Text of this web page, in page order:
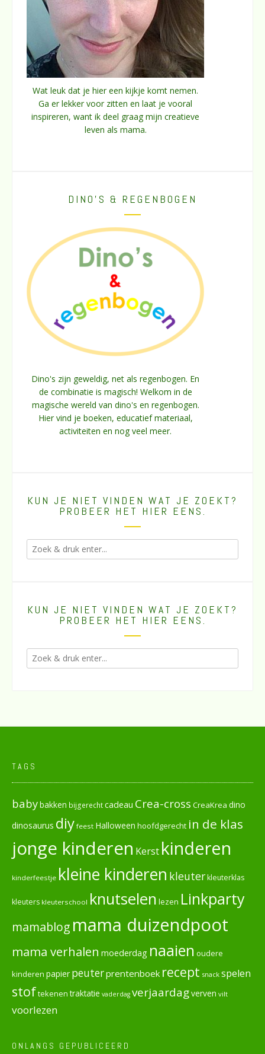
Wat leuk dat je hier een kijkje komt nemen.
Ga er lekker voor zitten en laat je vooral
inspireren, want ik deel graag mijn creatieve
leven als mama.
DINO’S & REGENBOGEN
Dino's zijn geweldig, net als regenbogen. En
de combinatie is magisch! Welkom in de
magische wereld van dino's en regenbogen.
Hier vind je boeken, educatief materiaal,
activiteiten en nog veel meer.
KUN JE NIET VINDEN WAT JE ZOEKT?
PROBEER HET HIER EENS.
KUN JE NIET VINDEN WAT JE ZOEKT?
PROBEER HET HIER EENS.
TAGS
babybakken bijgerechtcadeau Crea-cross CreaKrea dino
dinosaurus diy feest Halloween hoofdgerecht in de klas
jonge kinderen Kerst kinderen
kinderfeestje kleine kinderen kleuterkleuterklas
kleuters kleuterschool knutselen lezen Linkparty
mamablog mama duizendpoot
mama verhalen moederdag naaien oudere
kinderen papier peuterprentenboek recept snack spelen
stoftekenen traktatie vaderdag verjaardagverven vilt
voorlezen
ONLANGS GEPUBLICEERD